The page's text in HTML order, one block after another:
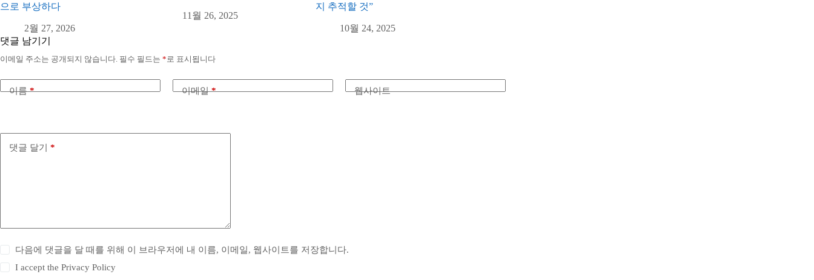
으로 부상하다
2월 27, 2026
11월 26, 2025
지 추적할 것”
10월 24, 2025
댓글 남기기
이메일 주소는 공개되지 않습니다. 필수 필드는 * 로 표시됩니다
이름* 이메일* 웹사이트
댓글 달기 *
다음에 댓글을 달 때를 위해 이 브라우저에 내 이름, 이메일, 웹사이트를 저장합니다.
I accept thePrivacy Policy